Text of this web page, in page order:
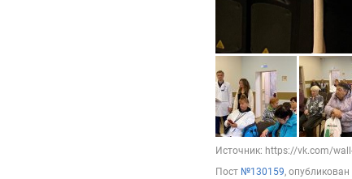
Источник: https://vk.com/
Пост №130159, опубликован